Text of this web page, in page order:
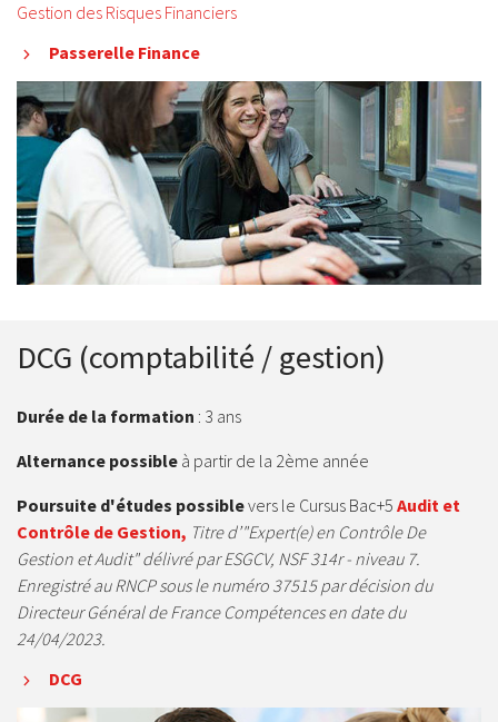
Gestion des Risques Financiers
Passerelle Finance
DCG (comptabilité / gestion)
Durée de la formation : 3 ans
Alternance possible à partir de la 2ème année
Poursuite d'études possiblevers le Cursus Bac+5 Audit et
Contrôle de Gestion, Titre d’"Expert(e) en Contrôle De
Gestion et Audit" délivré par ESGCV, NSF 314r - niveau 7.
Enregistré au RNCP sous le numéro 37515 par décision du
Directeur Général de France Compétences en date du
24/04/2023.
DCG